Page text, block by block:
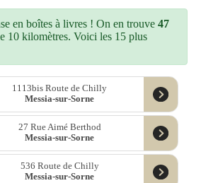
en boîtes à livres ! On en trouve47
10 kilomètres. Voici les 15 plus
1113bis Route de Chilly
Messia-sur-Sorne
27 Rue Aimé Berthod
Messia-sur-Sorne
536 Route de Chilly
Messia-sur-Sorne